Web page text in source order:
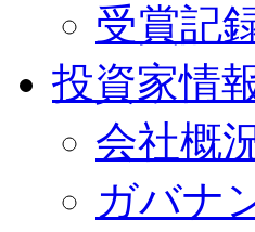
受賞記
投資家情
会社概
ガバナ